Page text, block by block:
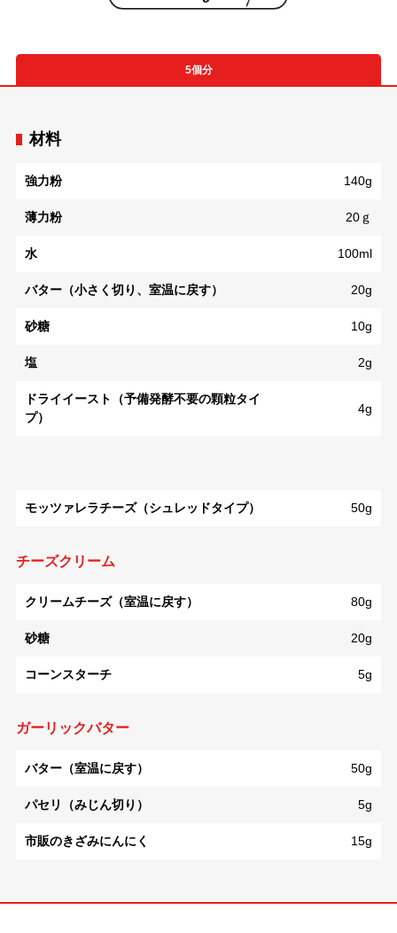
5個分
材料
強力粉 140g
薄力粉 20ｇ
水 100ml
バター（小さく切り、室温に戻す） 20g
砂糖 10g
塩 2g
ドライイースト（予備発酵不要の顆粒タイ
プ）
4g
モッツァレラチーズ（シュレッドタイプ） 50g
チーズクリーム
クリームチーズ（室温に戻す） 80g
砂糖 20g
コーンスターチ 5g
ガーリックバター
バター（室温に戻す） 50g
パセリ（みじん切り） 5g
市販のきざみにんにく 15g